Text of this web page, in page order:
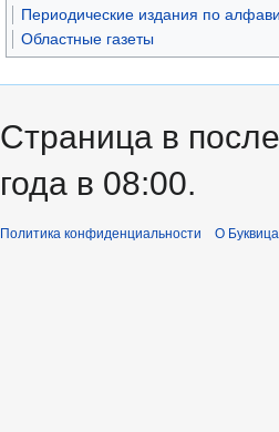
Периодические издания по
Областные газеты
Страница в
года в 08:00.
Политика конфиденциальности О Буквица